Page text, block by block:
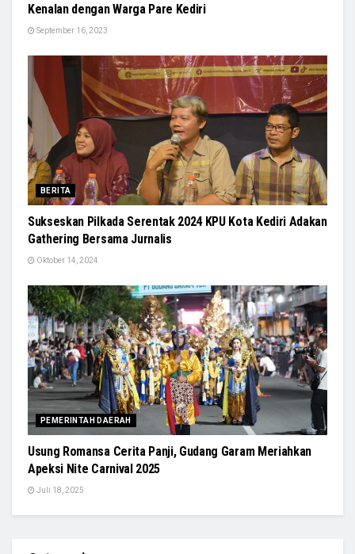
Kenalan dengan Warga Pare Kediri
September 16, 2023
BERITA
Sukseskan Pilkada Serentak 2024 KPU Kota Kediri Adakan
Gathering Bersama Jurnalis
Oktober 14, 2024
PEMERINTAH DAERAH
Usung Romansa Cerita Panji, Gudang Garam Meriahkan
Apeksi Nite Carnival 2025
Juli 18, 2025